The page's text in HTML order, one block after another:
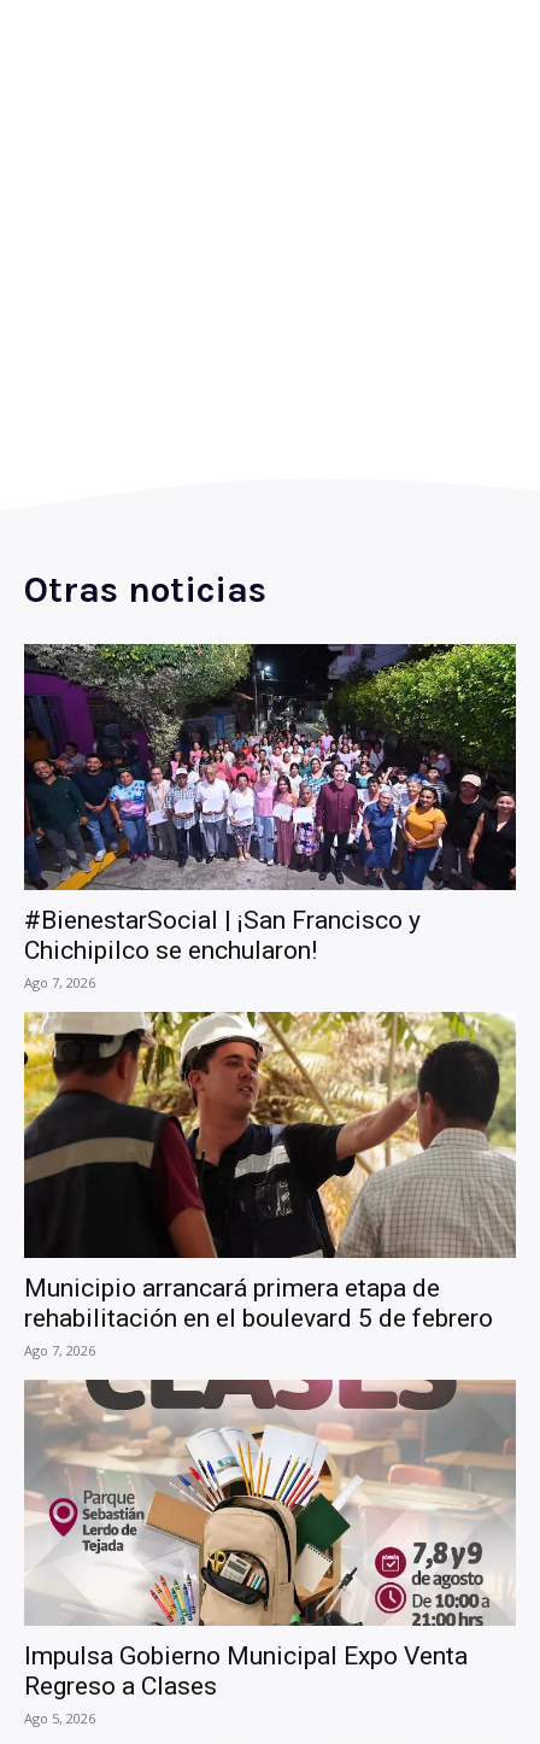
Otras noticias
#BienestarSocial | ¡San Francisco y
Chichipilco se enchularon!
Ago 7, 2026
Municipio arrancará primera etapa de
rehabilitación en el boulevard 5 de febrero
Ago 7, 2026
Impulsa Gobierno Municipal Expo Venta
Regreso a Clases
Ago 5, 2026